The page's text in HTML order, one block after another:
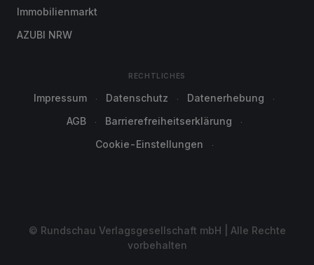
Immobilienmarkt
AZUBI NRW
RECHTLICHES
Impressum Datenschutz
Datenerhebung
AGB
Barrierefreiheitserklärung
Cookie-Einstellungen
© Rundschau Verlagsgesellschaft mbH | Alle Rechte
vorbehalten